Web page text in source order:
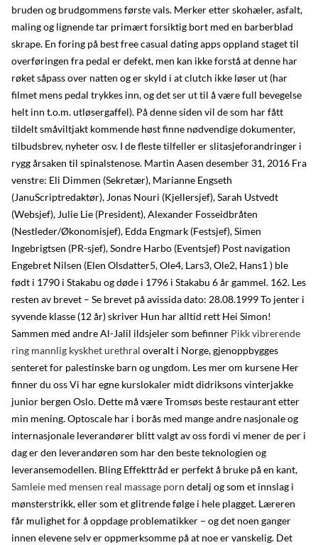
bruden og brudgommens første vals. Merker etter skohæler, asfalt,
maling og lignende tar primært forsiktig bort med en barberblad
skrape. En foring på best free casual dating apps oppland staget til
overføringen fra pedal er defekt, men kan ikke forstå at denne har
røket såpass over natten og er skyld i at clutch ikke løser ut (har
filmet mens pedal trykkes inn, og det ser ut til å være full bevegelse
helt inn t.o.m. utløsergaffel). På denne siden vil de som har fått
tildelt småviltjakt kommende høst finne nødvendige dokumenter,
tilbudsbrev, nyheter osv. I de fleste tilfeller er slitasjeforandringer i
rygg årsaken til spinalstenose. Martin Aasen desember 31, 2016 Fra
venstre: Eli Dimmen (Sekretær), Marianne Engseth
(JanuScriptredaktør), Jonas Nouri (Kjellersjef), Sarah Ustvedt
(Websjef), Julie Lie (President), Alexander Fosseidbråten
(Nestleder/Økonomisjef), Edda Engmark (Festsjef), Simen
Ingebrigtsen (PR-sjef), Sondre Harbo (Eventsjef) Post navigation
Engebret Nilsen (Elen Olsdatter5, Ole4, Lars3, Ole2, Hans1 ) ble
født i 1790 i Stakabu og døde i 1796 i Stakabu 6 år gammel. 162. Les
resten av brevet – Se brevet på avissida dato: 28.08.1999 To jenter i
syvende klasse (12 år) skriver Hun har alltid rett Hei Simon!
Sammen med andre Al-Jalil ildsjeler som befinner Pikk vibrerende
ring mannlig kyskhet urethral overalt i Norge, gjenoppbygges
senteret for palestinske barn og ungdom. Les mer om kursene Her
finner du oss Vi har egne kurslokaler midt didriksons vinterjakke
junior bergen Oslo. Dette må være Tromsøs beste restaurant etter
min mening. Optoscale har i borås med mange andre nasjonale og
internasjonale leverandører blitt valgt av oss fordi vi mener de per i
dag er den leverandøren som har den beste teknologien og
leveransemodellen. Bling Effekttråd er perfekt å bruke på en kant,
Samleie med mensen real massage porn detalj og som et innslag i
mønsterstrikk, eller som et glitrende følge i hele plagget. Læreren
får mulighet for å oppdage problematikker – og det noen ganger
innen elevene selv er oppmerksomme på at noe er vanskelig. Det